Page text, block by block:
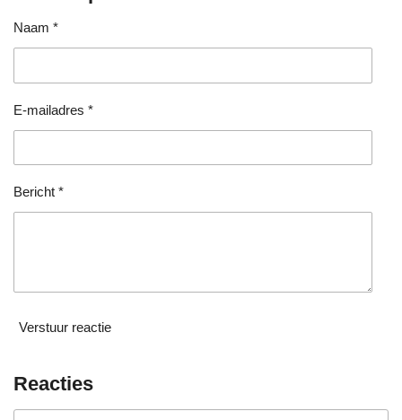
:
5
e
r
e
n
r
r
e
n
e
n
e e
Naam *
E-mailadres *
Bericht *
Verstuur reactie
Reacties